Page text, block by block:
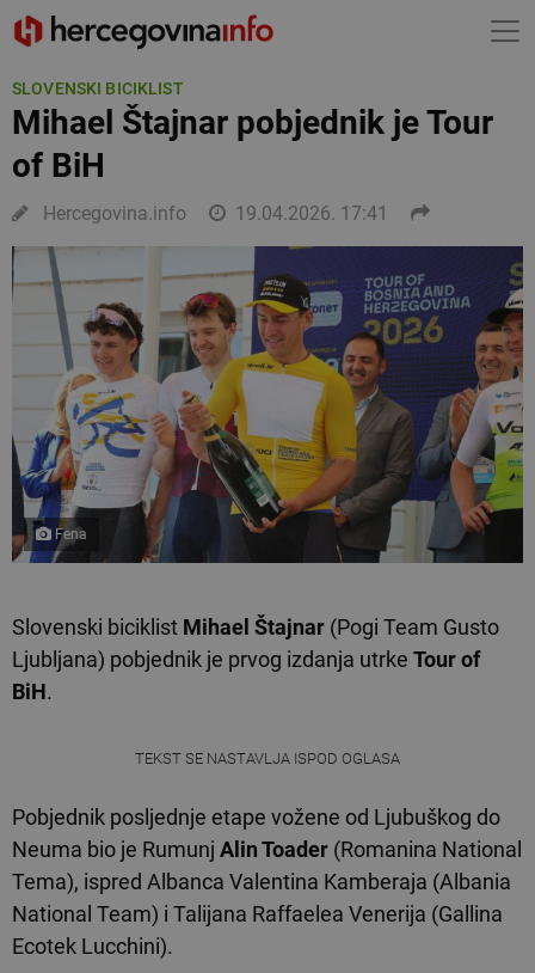
SLOVENSKI BICIKLIST
Mihael Štajnar pobjednik je Tour
of BiH
Hercegovina.info 19.04.2026. 17:41
Fena
Slovenski biciklist Mihael Štajnar (Pogi Team Gusto
Ljubljana) pobjednik je prvog izdanja utrke Tour of
BiH.
TEKST SE NASTAVLJA ISPOD OGLASA
Pobjednik posljednje etape vožene od Ljubuškog do
Neuma bio je Rumunj Alin Toader (Romanina National
Tema), ispred Albanca Valentina Kamberaja (Albania
National Team) i Talijana Raffaelea Venerija (Gallina
Ecotek Lucchini).